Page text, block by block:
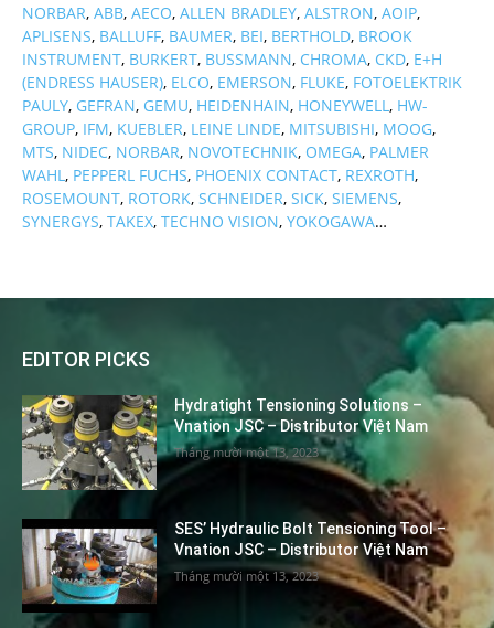
NORBAR, ABB, AECO, ALLEN BRADLEY, ALSTRON, AOIP,
APLISENS, BALLUFF, BAUMER, BEI, BERTHOLD, BROOK
INSTRUMENT, BURKERT, BUSSMANN, CHROMA, CKD, E+H
(ENDRESS HAUSER), ELCO, EMERSON, FLUKE, FOTOELEKTRIK
PAULY, GEFRAN, GEMU, HEIDENHAIN, HONEYWELL, HW-
GROUP, IFM, KUEBLER, LEINE LINDE, MITSUBISHI, MOOG,
MTS, NIDEC, NORBAR, NOVOTECHNIK, OMEGA, PALMER
WAHL, PEPPERL FUCHS, PHOENIX CONTACT, REXROTH,
ROSEMOUNT, ROTORK, SCHNEIDER, SICK, SIEMENS,
SYNERGYS, TAKEX, TECHNO VISION, YOKOGAWA…
EDITOR PICKS
Hydratight Tensioning Solutions –
Vnation JSC – Distributor Việt Nam
Tháng mười một 13, 2023
SES’ Hydraulic Bolt Tensioning Tool –
Vnation JSC – Distributor Việt Nam
Tháng mười một 13, 2023